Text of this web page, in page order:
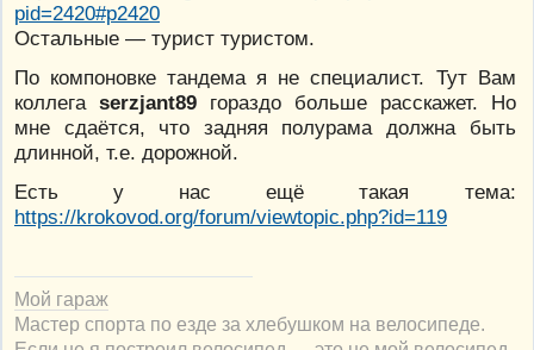
pid=2420#p2420
Остальные — турист туристом.
По компоновке тандема я не специалист. Тут Вам
коллега serzjant89гораздо больше расскажет. Но
мне сдаётся, что задняя полурама должна быть
длинной, т.е. дорожной.
Есть у нас ещё такая тема:
https://krokovod.org/forum/viewtopic.php?id=119
Мой гараж
Мастер спорта по езде за хлебушком на велосипеде.